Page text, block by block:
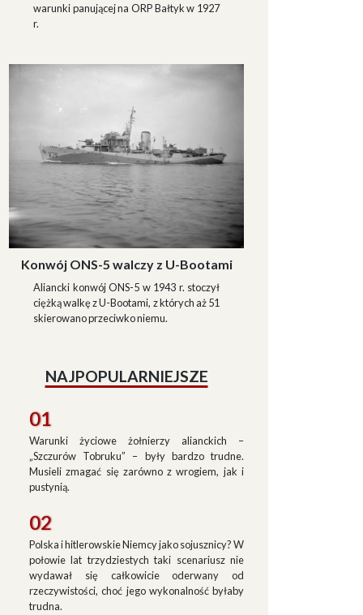
warunki panującej na ORP Bałtyk w 1927
r.
Konwój ONS-5 walczy z U-Bootami
Aliancki konwój ONS-5 w 1943 r. stoczył
ciężką walkę z U-Bootami, z których aż 51
skierowano przeciwko niemu.
NAJPOPULARNIEJSZE
01
Warunki życiowe żołnierzy alianckich –
„Szczurów Tobruku” – były bardzo trudne.
Musieli zmagać się zarówno z wrogiem, jak i
pustynią.
02
Polska i hitlerowskie Niemcy jako sojusznicy? W
połowie lat trzydziestych taki scenariusz nie
wydawał się całkowicie oderwany od
rzeczywistości, choć jego wykonalność byłaby
trudna.